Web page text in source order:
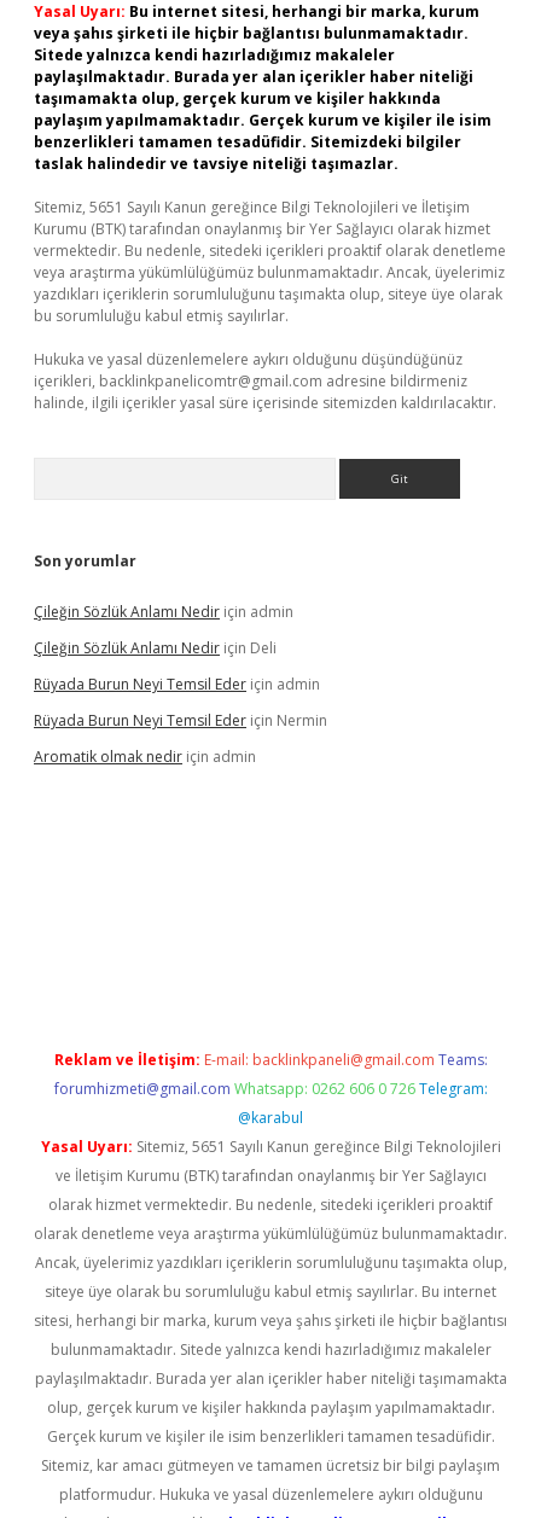
Yasal Uyarı: Bu internet sitesi, herhangi bir marka, kurum
veya şahıs şirketi ile hiçbir bağlantısı bulunmamaktadır.
Sitede yalnızca kendi hazırladığımız makaleler
paylaşılmaktadır. Burada yer alan içerikler haber niteliği
taşımamakta olup, gerçek kurum ve kişiler hakkında
paylaşım yapılmamaktadır. Gerçek kurum ve kişiler ile isim
benzerlikleri tamamen tesadüfidir. Sitemizdeki bilgiler
taslak halindedir ve tavsiye niteliği taşımazlar.
Sitemiz, 5651 Sayılı Kanun gereğince Bilgi Teknolojileri ve İletişim
Kurumu (BTK) tarafından onaylanmış bir Yer Sağlayıcı olarak hizmet
vermektedir. Bu nedenle, sitedeki içerikleri proaktif olarak denetleme
veya araştırma yükümlülüğümüz bulunmamaktadır. Ancak, üyelerimiz
yazdıkları içeriklerin sorumluluğunu taşımakta olup, siteye üye olarak
bu sorumluluğu kabul etmiş sayılırlar.
Hukuka ve yasal düzenlemelere aykırı olduğunu düşündüğünüz
içerikleri, backlinkpanelicomtr@gmail.com adresine bildirmeniz
halinde, ilgili içerikler yasal süre içerisinde sitemizden kaldırılacaktır.
Son yorumlar
Çileğin Sözlük Anlamı Nedir için admin
Çileğin Sözlük Anlamı Nedir için Deli
Rüyada Burun Neyi Temsil Eder için admin
Rüyada Burun Neyi Temsil Eder için Nermin
Aromatik olmak nedir için admin
Reklam ve İletişim: E-mail: backlinkpaneli@gmail.com Teams:
forumhizmeti@gmail.com Whatsapp: 0262 606 0 726 Telegram:
@karabul
Yasal Uyarı: Sitemiz, 5651 Sayılı Kanun gereğince Bilgi Teknolojileri
ve İletişim Kurumu (BTK) tarafından onaylanmış bir Yer Sağlayıcı
olarak hizmet vermektedir. Bu nedenle, sitedeki içerikleri proaktif
olarak denetleme veya araştırma yükümlülüğümüz bulunmamaktadır.
Ancak, üyelerimiz yazdıkları içeriklerin sorumluluğunu taşımakta olup,
siteye üye olarak bu sorumluluğu kabul etmiş sayılırlar. Bu internet
sitesi, herhangi bir marka, kurum veya şahıs şirketi ile hiçbir bağlantısı
bulunmamaktadır. Sitede yalnızca kendi hazırladığımız makaleler
paylaşılmaktadır. Burada yer alan içerikler haber niteliği taşımamakta
olup, gerçek kurum ve kişiler hakkında paylaşım yapılmamaktadır.
Gerçek kurum ve kişiler ile isim benzerlikleri tamamen tesadüfidir.
Sitemiz, kar amacı gütmeyen ve tamamen ücretsiz bir bilgi paylaşım
platformudur. Hukuka ve yasal düzenlemelere aykırı olduğunu